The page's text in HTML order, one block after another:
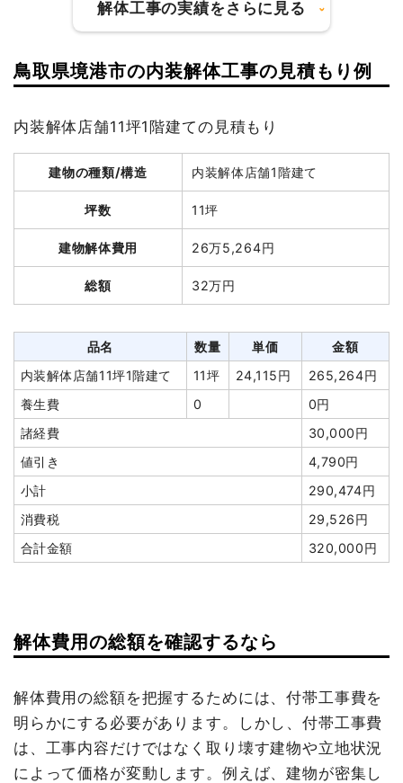
解体工事の実績をさらに見る
建物の種類/構造 木造住宅1階建て
坪数 8坪
建物解体費用 34万2,840円
総額 86万7,724円
品名 数量 単価
金額
木造住宅8坪1階建て
8坪 45,334円
室内残置物撤去
250,000円
外構撤去
63,000円
諸経費
133,000円
値引き
0円
小計
788,840円
消費税
78,884円
合計金額
867,724円
坪数 42坪
建物解体費用 121万2,500円
182万5,200円
鳥取県境港市の内装解体工事の見積もり例
内装解体店舗11坪1階建ての見積もり
建物の種類/構造 内装解体店舗1階建て
坪数 11坪
建物解体費用 26万5,264円
総額 32万円
品名 数量 単価
金額
内装解体店舗11坪1階建て
11坪 24,115円
265,264円
養生費
0
0円
諸経費
30,000円
値引き
4,790円
小計
290,474円
消費税
29,526円
合計金額
320,000円
解体費用の総額を確認するなら
解体費用の総額を把握するためには、付帯工事費を
明らかにする必要があります。しかし、付帯工事費
は、工事内容だけではなく取り壊す建物や立地状況
によって価格が変動します。例えば、建物が密集し